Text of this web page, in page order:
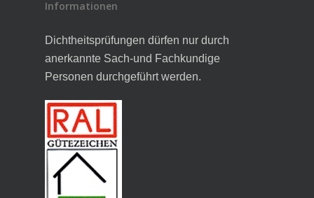
Informationen
Dichtheitsprüfungen dürfen nur durch
anerkannte Sach-und Fachkundige
Personen durchgeführt werden.